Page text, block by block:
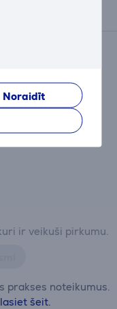
Noraidīt
ir veikuši pirkumu.
prakses noteikumus.
šeit.
savu